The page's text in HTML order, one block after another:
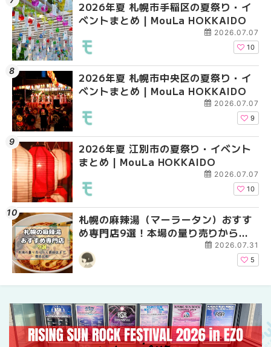
2026年夏 札幌市手稲区の夏祭り・イ
ベントまとめ | MouLa HOKKAIDO
2026.07.07
10
2026年夏 札幌市中央区の夏祭り・イ
ベントまとめ | MouLa HOKKAIDO
2026.07.07
9
2026年夏 江別市の夏祭り・イベント
まとめ | MouLa HOKKAIDO
2026.07.07
10
札幌の麻辣湯（マーラータン）おすす
め専門店9選！本場の量り売りから最
新店まで徹底比較 | MouLa
HOKKAIDO
2026.07.31
5
2026年夏 札幌市豊平
ベントまとめ |
2026年夏 札幌市南区
ントまとめ | MouLa
2026年夏 札幌市中央
ベントまとめ |
2026年夏 恵庭市・千
イベントまとめ |
札幌の麻辣湯（マーラ
め専門店6選！本場の
新店まで徹底比較 |
2026年夏 札幌市豊平
ベントまとめ |
【新千歳空港】新カー
業。「SUPER
ーパーラウンジアネッ
介！！ | MouLa
2026年夏 札幌市南区
ントまとめ | MouLa